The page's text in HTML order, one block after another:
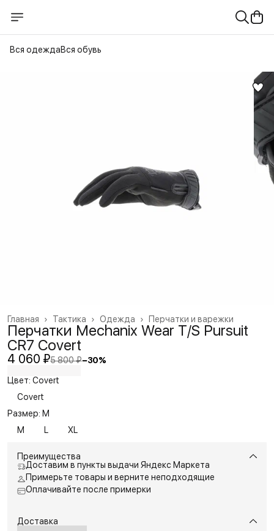
Вся одеждаВся обувь
Перчатки и варежки
Одежда ›
Тактика ›
Главная ›
Перчатки Mechanix Wear T/S Pursuit
CR7 Covert
4 060 ₽5 800 ₽−30%
Цвет: Covert
Covert
Размер: M
M
L XL
Преимущества
Доставим в пункты выдачи Яндекс Маркета
Примерьте товары и верните неподходящие
Оплачивайте после примерки
Доставка